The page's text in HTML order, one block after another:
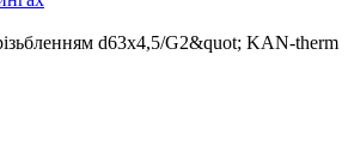
d63x4,5/G2&quot; KAN-therm